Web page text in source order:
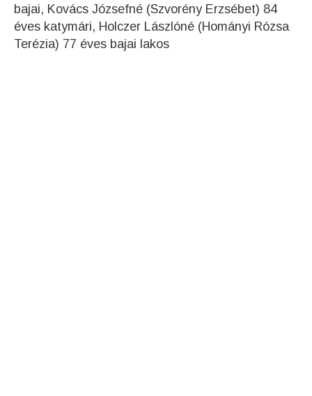
bajai, Kovács Józsefné (Szvorény Erzsébet) 84
éves katymári, Holczer Lászlóné (Hományi Rózsa
Terézia) 77 éves bajai lakos